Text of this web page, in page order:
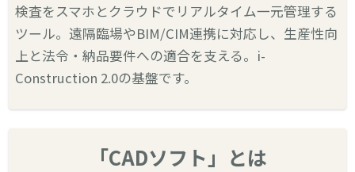
検査をスマホとクラウドでリアルタイム一元管理する
ツール。遠隔臨場やBIM/CIM連携に対応し、生産性向
上と法令・納品要件への適合を支える。i-
Construction 2.0の基盤です。
「CADソフト」とは